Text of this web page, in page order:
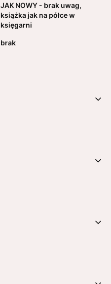
JAK NOWY - brak uwag,
książka jak na półce w
księgarni
brak